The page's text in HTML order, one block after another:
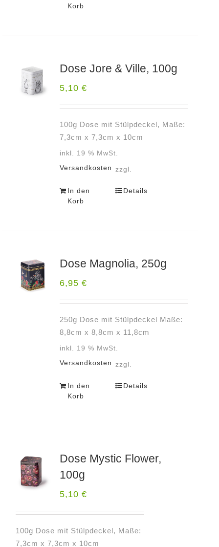
Korb
Dose Jore & Ville, 100g
5,10€
100g Dose mit Stülpdeckel, Maße:
7,3cm x 7,3cm x 10cm
inkl. 19 % MwSt.
zzgl.
Versandkosten
In den
Korb
Details
Dose Magnolia, 250g
6,95€
250g Dose mit Stülpdeckel Maße:
8,8cm x 8,8cm x 11,8cm
inkl. 19 % MwSt.
zzgl.
Versandkosten
In den
Korb
Details
Dose Mystic Flower,
100g
5,10€
100g Dose mit Stülpdeckel, Maße:
7,3cm x 7,3cm x 10cm